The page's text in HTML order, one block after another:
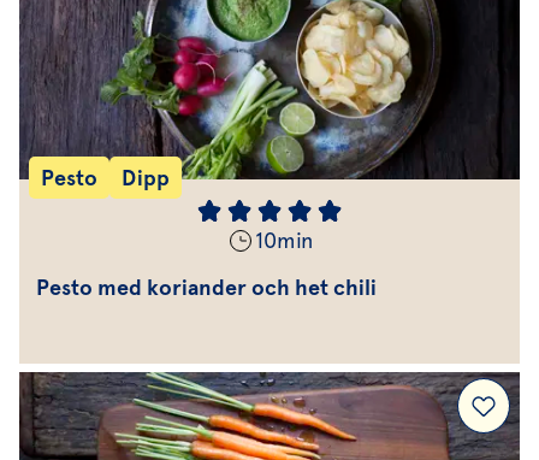
Pesto Dipp
10min
Pesto med koriander och het chili